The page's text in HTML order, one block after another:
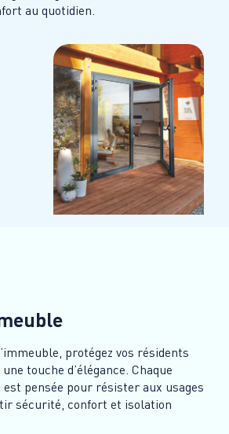
au quotidien.
protégez vos résidents
touche d’élégance. Chaque
est pensée pour résister aux usages
sécurité, confort et isolation